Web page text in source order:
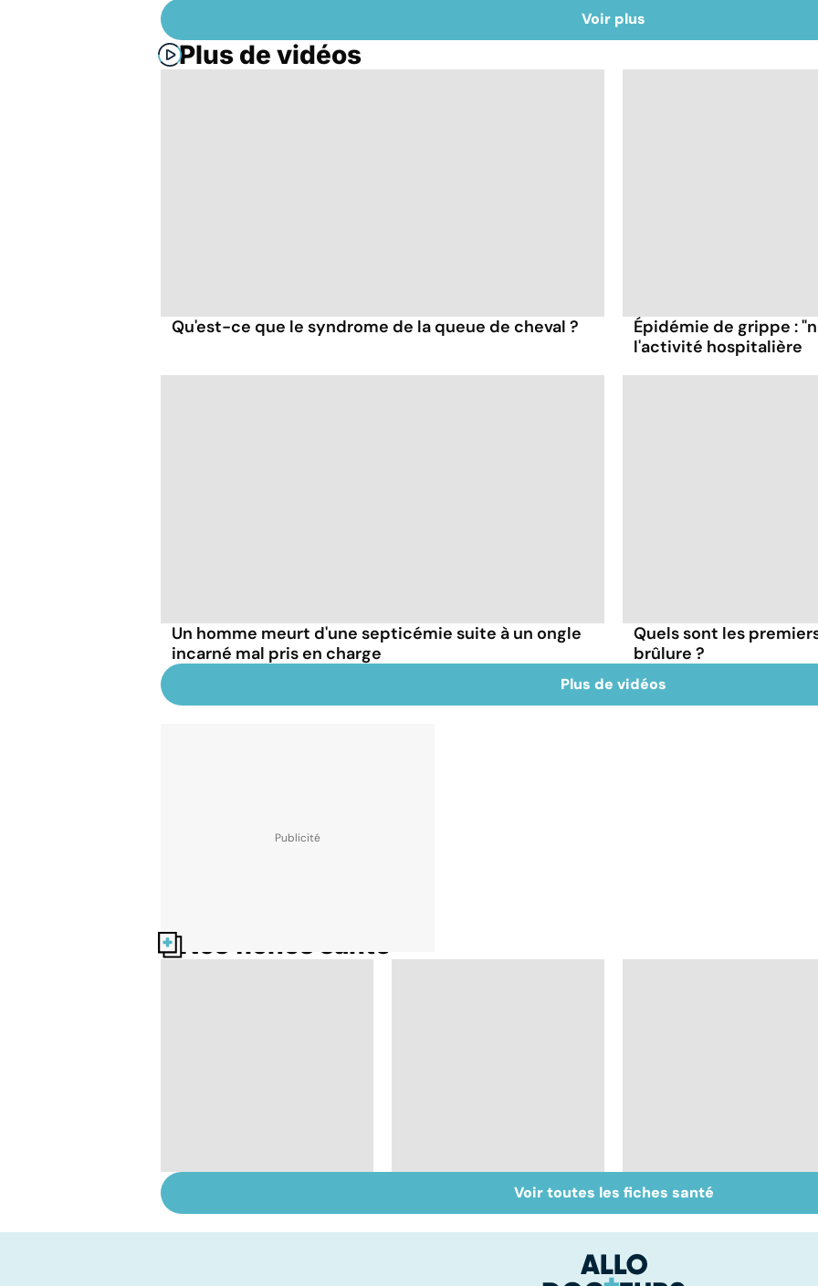
Voir plus
Plus de vidéos
Qu'est-ce que le syndrome de la queue de cheval ?
Épidémie de grippe :
l'activité hospitalière
Un homme meurt d'une septicémie suite à un ongle
incarné mal pris en charge
Quels sont les
brûlure ?
Plus de vidéos
Nos fiches santé
quand l'air s'échappe
La méningite : à
traiter en urgence
Tout savoir sur les
infections
Voir toutes les fiches santé